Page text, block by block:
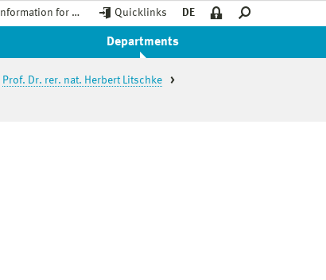
Information for … Quicklinks DE
Departments
Prof. Dr. rer. nat. Herbert Litschke